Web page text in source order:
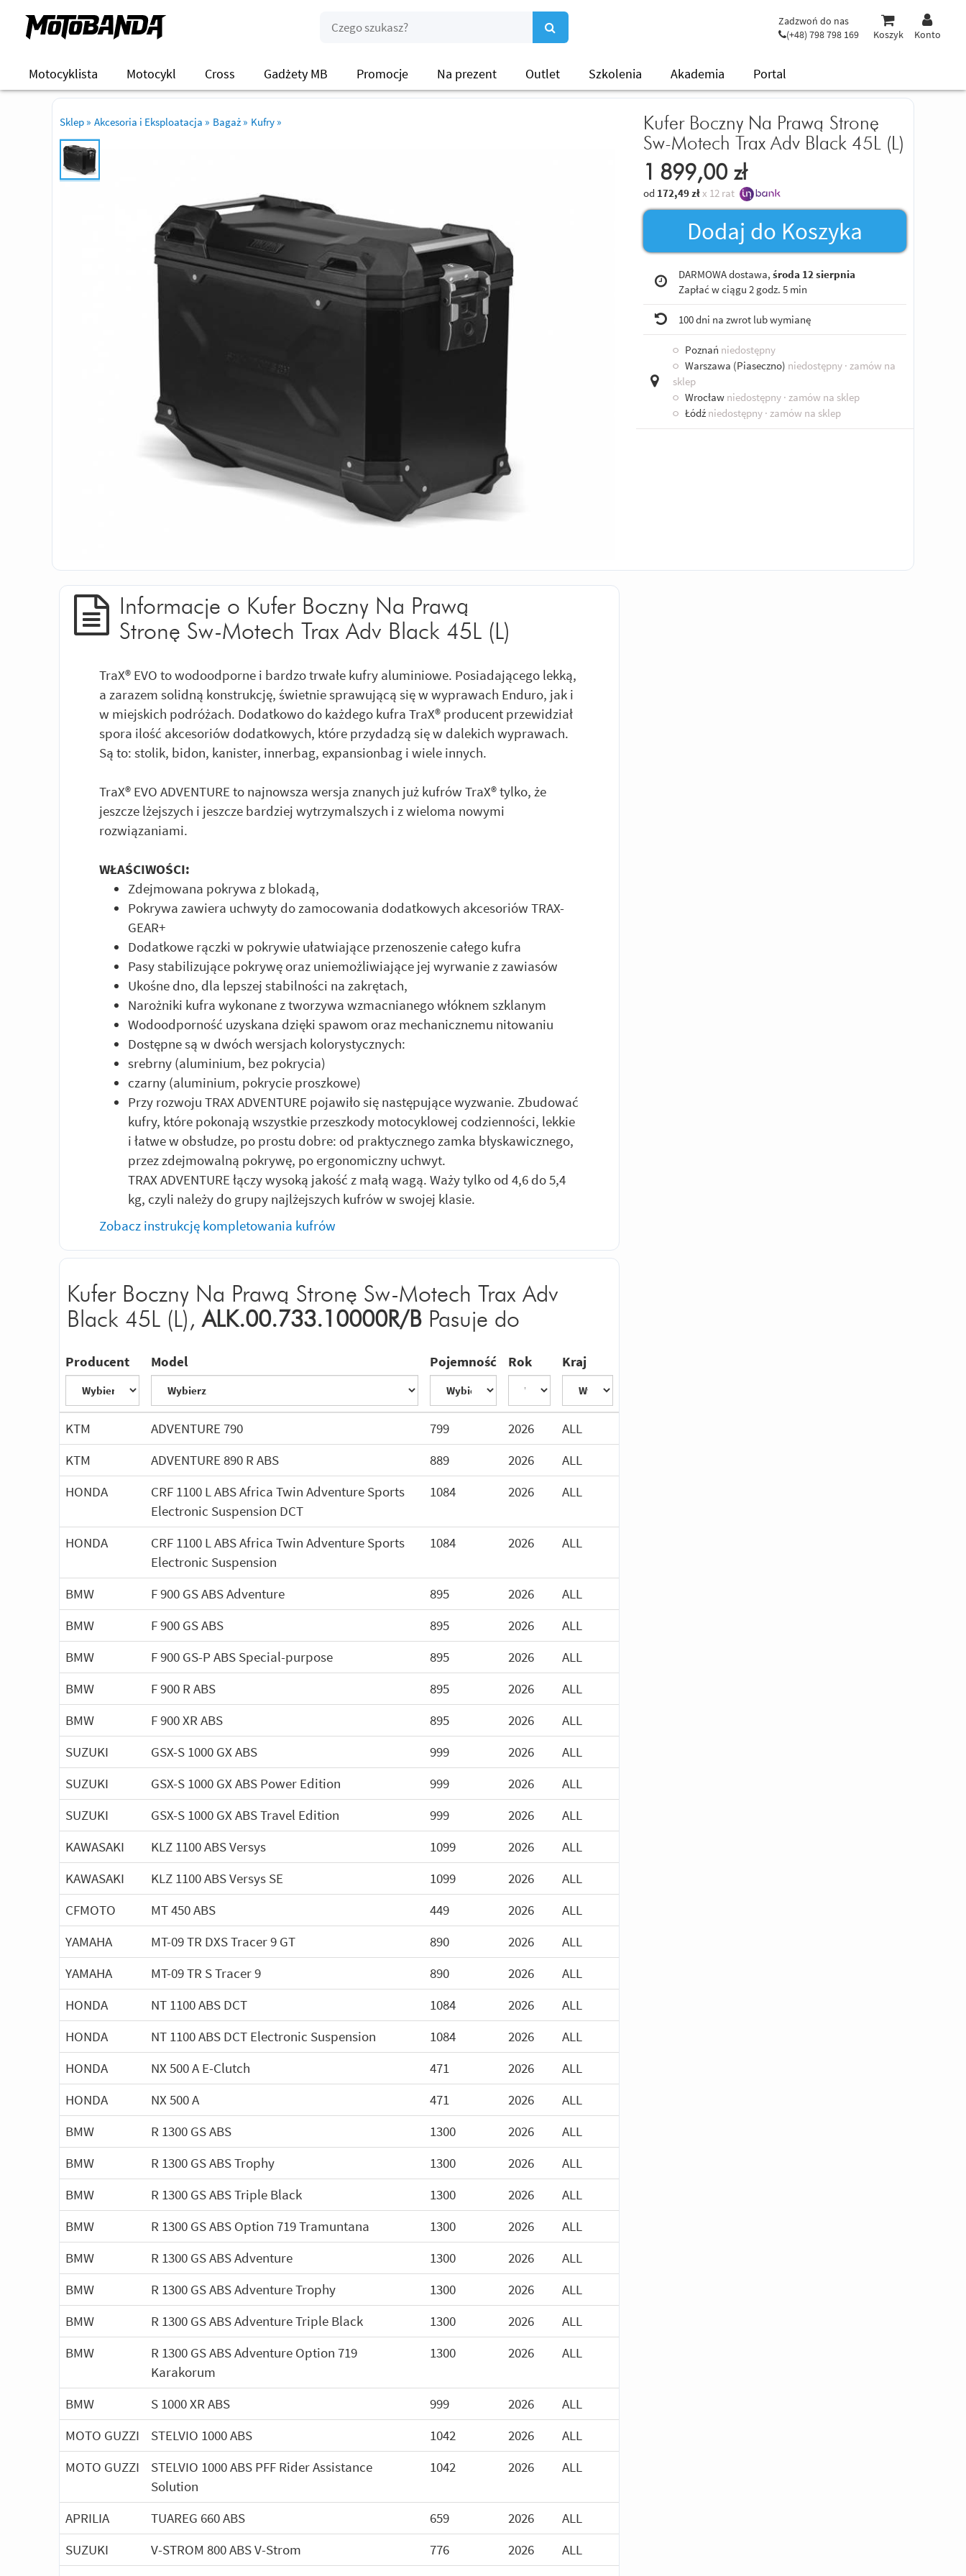
Zadzwoń do nas
(+48) 798 798 169
Koszyk Konto
Motocyklista Motocykl Cross Gadżety MB Promocje Na prezent Outlet Szkolenia Akademia Portal
Sklep » Akcesoria i Eksploatacja » Bagaż » Kufry »
Kufer Boczny Na Prawą Stronę
Sw-Motech Trax Adv Black 45L (L)
1 899,00 zł
od 172,49 zł x 12 rat
Dodaj do Koszyka
DARMOWA dostawa, środa 12 sierpnia
Zapłać w ciągu 2 godz. 5 min
100 dni na zwrot lub wymianę
○ Poznań niedostępny
○ Warszawa (Piaseczno) niedostępny · zamów na
sklep
○ Wrocław niedostępny · zamów na sklep
○ Łódź niedostępny · zamów na sklep
Informacje o Kufer Boczny Na Prawą
Stronę Sw-Motech Trax Adv Black 45L (L)
TraX® EVO to wodoodporne i bardzo trwałe kufry aluminiowe. Posiadającego lekką,
a zarazem solidną konstrukcję, świetnie sprawującą się w wyprawach Enduro, jak i
w miejskich podróżach. Dodatkowo do każdego kufra TraX® producent przewidział
spora ilość akcesoriów dodatkowych, które przydadzą się w dalekich wyprawach.
Są to: stolik, bidon, kanister, innerbag, expansionbag i wiele innych.
TraX® EVO ADVENTURE to najnowsza wersja znanych już kufrów TraX® tylko, że
jeszcze lżejszych i jeszcze bardziej wytrzymalszych i z wieloma nowymi
rozwiązaniami.
WŁAŚCIWOŚCI:
Zdejmowana pokrywa z blokadą,
Pokrywa zawiera uchwyty do zamocowania dodatkowych akcesoriów TRAX-
GEAR+
Dodatkowe rączki w pokrywie ułatwiające przenoszenie całego kufra
Pasy stabilizujące pokrywę oraz uniemożliwiające jej wyrwanie z zawiasów
Ukośne dno, dla lepszej stabilności na zakrętach,
Narożniki kufra wykonane z tworzywa wzmacnianego włóknem szklanym
Wodoodporność uzyskana dzięki spawom oraz mechanicznemu nitowaniu
Dostępne są w dwóch wersjach kolorystycznych:
srebrny (aluminium, bez pokrycia)
czarny (aluminium, pokrycie proszkowe)
Przy rozwoju TRAX ADVENTURE pojawiło się następujące wyzwanie. Zbudować
kufry, które pokonają wszystkie przeszkody motocyklowej codzienności, lekkie
i łatwe w obsłudze, po prostu dobre: od praktycznego zamka błyskawicznego,
przez zdejmowalną pokrywę, po ergonomiczny uchwyt.
TRAX ADVENTURE łączy wysoką jakość z małą wagą. Waży tylko od 4,6 do 5,4
kg, czyli należy do grupy najlżejszych kufrów w swojej klasie.
Zobacz instrukcję kompletowania kufrów
Kufer Boczny Na Prawą Stronę Sw-Motech Trax Adv
Black 45L (L), ALK.00.733.10000R/B Pasuje do
Producent Model Pojemność Rok Kraj
KTM ADVENTURE 790 799 2026
ALL
KTM
ADVENTURE 890 R ABS 889 2026
ALL
HONDA
CRF 1100 L ABS Africa Twin Adventure Sports
Electronic Suspension DCT
1084 2026 ALL
HONDA
CRF 1100 L ABS Africa Twin Adventure Sports
Electronic Suspension
1084 2026 ALL
BMW F 900 GS ABS Adventure 895 2026
ALL
BMW
F 900 GS ABS 895 2026
ALL
BMW
F 900 GS-P ABS Special-purpose 895 2026
ALL
BMW
F 900 R ABS 895 2026
ALL
BMW
F 900 XR ABS 895 2026
ALL
SUZUKI
GSX-S 1000 GX ABS 999 2026
ALL
SUZUKI
GSX-S 1000 GX ABS Power Edition 999 2026
ALL
SUZUKI
GSX-S 1000 GX ABS Travel Edition 999 2026
ALL
KAWASAKI
KLZ 1100 ABS Versys 1099 2026
ALL
KAWASAKI
KLZ 1100 ABS Versys SE 1099 2026
ALL
CFMOTO
MT 450 ABS 449 2026
ALL
YAMAHA
MT-09 TR DXS Tracer 9 GT 890 2026
ALL
YAMAHA
MT-09 TR S Tracer 9 890 2026
ALL
HONDA
NT 1100 ABS DCT 1084 2026
ALL
HONDA
NT 1100 ABS DCT Electronic Suspension 1084 2026
ALL
HONDA
NX 500 A E-Clutch 471 2026
ALL
HONDA
NX 500 A 471 2026
ALL
BMW
R 1300 GS ABS 1300 2026
ALL
BMW
R 1300 GS ABS Trophy 1300 2026
ALL
BMW
R 1300 GS ABS Triple Black 1300 2026
ALL
BMW
R 1300 GS ABS Option 719 Tramuntana 1300 2026
ALL
BMW
R 1300 GS ABS Adventure 1300 2026
ALL
BMW
R 1300 GS ABS Adventure Trophy 1300 2026
ALL
BMW
R 1300 GS ABS Adventure Triple Black 1300 2026
ALL
BMW
R 1300 GS ABS Adventure Option 719
Karakorum
1300 2026 ALL
BMW S 1000 XR ABS 999 2026
ALL
MOTO GUZZI
STELVIO 1000 ABS 1042 2026
ALL
MOTO GUZZI
STELVIO 1000 ABS PFF Rider Assistance
Solution
1042 2026 ALL
APRILIA TUAREG 660 ABS 659 2026
ALL
SUZUKI
V-STROM 800 ABS V-Strom 776 2026
ALL